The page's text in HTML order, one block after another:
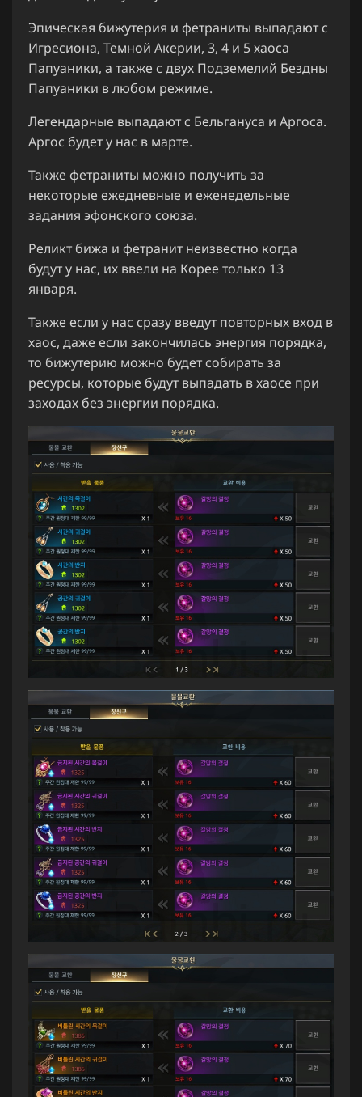
Эпическая бижутерия и фетраниты выпадают с
Игресиона, Темной Акерии, 3, 4 и 5 хаоса
Папуаники, а также с двух Подземелий Бездны
Папуаники в любом режиме.
Легендарные выпадают с Бельгануса и Аргоса.
Аргос будет у нас в марте.
Также фетраниты можно получить за
некоторые ежедневные и еженедельные
задания эфонского союза.
Реликт бижа и фетранит неизвестно когда
будут у нас, их ввели на Корее только 13
января.
Также если у нас сразу введут повторных вход в
хаос, даже если закончилась энергия порядка,
то бижутерию можно будет собирать за
ресурсы, которые будут выпадать в хаосе при
заходах без энергии порядка.